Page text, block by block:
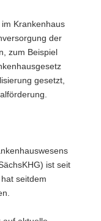
Krankenhaus
der
zum Beispiel
gesetzt,
ist seit
seitdem